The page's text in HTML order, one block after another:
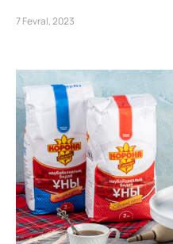
7 Fevral, 2023